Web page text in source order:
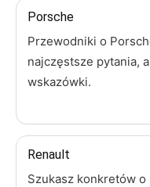
Porsche
Przewodniki o
najczęstsze pytania,
wskazówki.
Renault
Szukasz konkretów